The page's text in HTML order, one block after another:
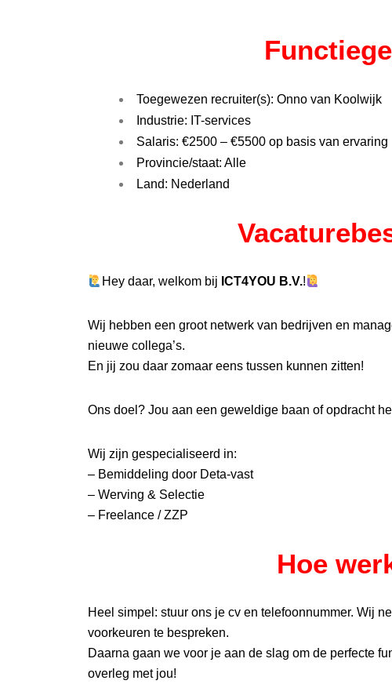
Toegewezen recruiter(s): Onno van Koolwijk
Industrie: IT-services
Salaris: €2500 – €5500 op basis van ervaring
Provincie/staat: Alle
Land: Nederland
Hey daar, welkom bij ICT4YOU B.V.!
Wij hebben een groot netwerk van bedrijven en
nieuwe collega’s.
En jij zou daar zomaar eens tussen kunnen zitten!
Ons doel? Jou aan een geweldige baan of opdracht
Wij zijn gespecialiseerd in:
– Bemiddeling door Deta-vast
– Werving & Selectie
– Freelance / ZZP
Hoe
Heel simpel: stuur ons je cv en telefoonnummer. Wij
voorkeuren te bespreken.
Daarna gaan we voor je aan de slag om de perfecte
overleg met jou!